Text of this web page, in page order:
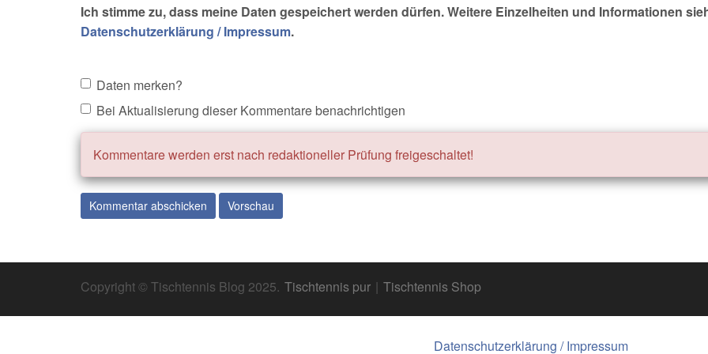
Ich stimme zu, dass meine Daten gespeichert werden dürfen. Weitere Einzelheiten und Informationen
Datenschutzerklärung / Impressum.
Daten merken?
Bei Aktualisierung dieser Kommentare benachrichtigen
Kommentare werden erst nach redaktioneller Prüfung freigeschaltet!
Copyright © Tischtennis Blog 2025. Tischtennis pur | Tischtennis Shop
Datenschutzerklärung / Impressum